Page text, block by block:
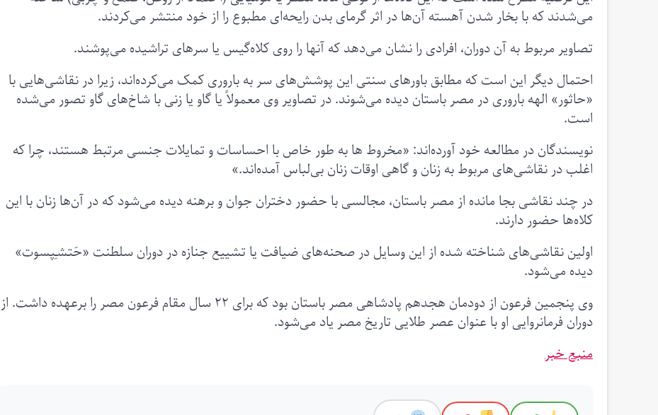
می‌شدند که با بخار شدن آهسته آن‌ها در اثر گرمای بدن رایحه‌ای مطبوع را از خود منتشر می‌کردند.
تصاویر مربوط به آن دوران، افرادی را نشان می‌دهد که آنها را روی کلاه‌گیس یا سرهای تراشیده می‌پوشند.
احتمال دیگر این است که مطابق باورهای سنتی این پوشش‌های سر به باروری کمک می‌کرده‌اند، زیرا در نقاشی‌هایی با
«حاثور» الهه باروری در مصر باستان دیده می‌شوند. در تصاویر وی معمولاً یا گاو یا زنی با شاخ‌های گاو تصور می‌شده‌
است.
نویسندگان در مطالعه خود آورده‌اند: «مخروط‌ ها به طور خاص با احساسات و تمایلات جنسی مرتبط هستند، چرا که
اغلب در نقاشی‌های مربوط به زنان و گاهی اوقات زنان بی‌لباس آمده‌اند.»
در چند نقاشی بجا مانده از مصر باستان، مجالسی با حضور دختران جوان و برهنه دیده می‌شود که در آن‌ها زنان با این
کلاه‌ها حضور دارند.
اولین نقاشی‌های شناخته شده از این وسایل در صحنه‌های ضیافت یا تشییع جنازه در دوران سلطنت «حَتشـِپسوت»
دیده می‌شود.
وی پنجمین فرعون از دودمان هجدهم پادشاهی مصر باستان بود که برای ۲۲ سال مقام فرعون مصر را برعهده داشت. از
دوران فرمانروایی او با عنوان عصر طلایی تاریخ مصر یاد می‌شود.
منبع خبر